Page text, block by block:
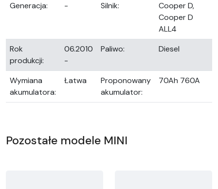
Generacja:
- Silnik:
Cooper D,
Cooper D
ALL4
Rok
produkcji:
06.2010
-
Paliwo: Diesel
Wymiana
akumulatora:
Łatwa
Proponowany
akumulator:
70Ah 760A
Pozostałe modele MINI